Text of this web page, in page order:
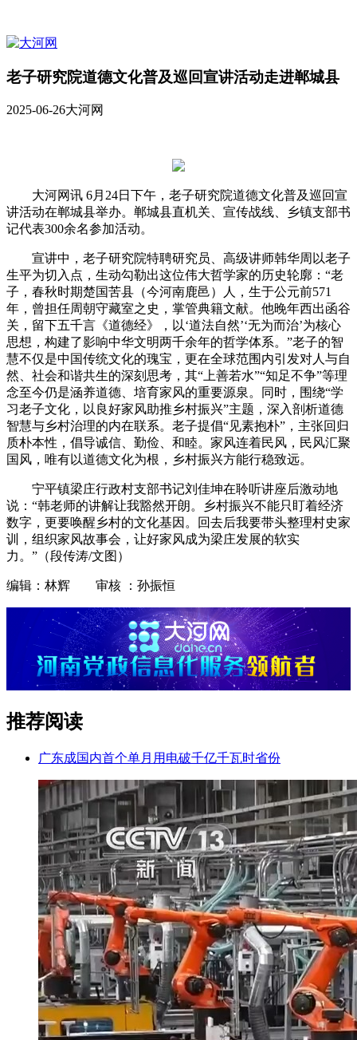
老子研究院道德文化普及巡回宣讲活动走进郸城县
2025-06-26大河网
大河网讯 6月24日下午，老子研究院道德文化普及巡回宣
讲活动在郸城县举办。郸城县直机关、宣传战线、乡镇支部书
记代表300余名参加活动。
宣讲中，老子研究院特聘研究员、高级讲师韩华周以老子
生平为切入点，生动勾勒出这位伟大哲学家的历史轮廓：“老
子，春秋时期楚国苦县（今河南鹿邑）人，生于公元前571
年，曾担任周朝守藏室之史，掌管典籍文献。他晚年西出函谷
关，留下五千言《道德经》，以‘道法自然’‘无为而治’为核心
思想，构建了影响中华文明两千余年的哲学体系。”老子的智
慧不仅是中国传统文化的瑰宝，更在全球范围内引发对人与自
然、社会和谐共生的深刻思考，其“上善若水”“知足不争”等理
念至今仍是涵养道德、培育家风的重要源泉。同时，围绕“学
习老子文化，以良好家风助推乡村振兴”主题，深入剖析道德
智慧与乡村治理的内在联系。老子提倡“见素抱朴”，主张回归
质朴本性，倡导诚信、勤俭、和睦。家风连着民风，民风汇聚
国风，唯有以道德文化为根，乡村振兴方能行稳致远。
宁平镇梁庄行政村支部书记刘佳坤在聆听讲座后激动地
说：“韩老师的讲解让我豁然开朗。乡村振兴不能只盯着经济
数字，更要唤醒乡村的文化基因。回去后我要带头整理村史家
训，组织家风故事会，让好家风成为梁庄发展的软实
力。”（段传涛/文图）
编辑：林辉 审核 ：孙振恒
推荐阅读
广东成国内首个单月用电破千亿千瓦时省份